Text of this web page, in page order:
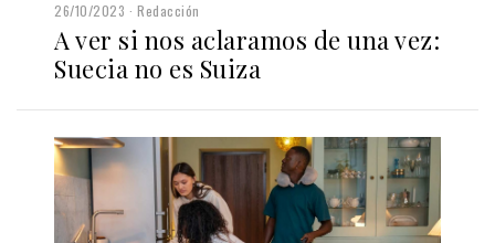
26/10/2023 Redacción
A ver si nos aclaramos de una vez:
Suecia no es Suiza